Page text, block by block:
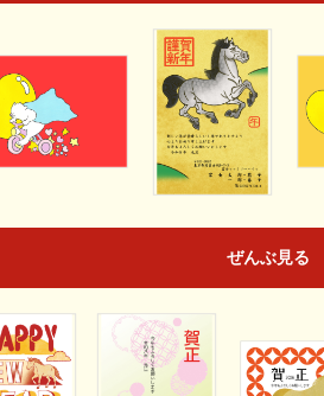
ぜんぶ見る